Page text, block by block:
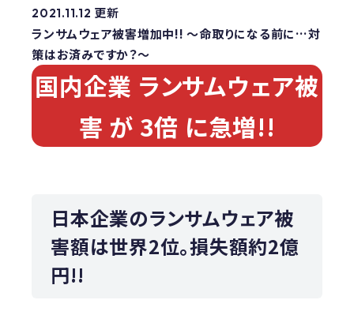
2021.11.12 更新
ランサムウェア被害増加中!! ～命取りになる前に…対
策はお済みですか？～
国内企業 ランサムウェア被
害 が 3倍 に急増!!
日本企業のランサムウェア被
害額は世界2位。損失額約2億
円!!